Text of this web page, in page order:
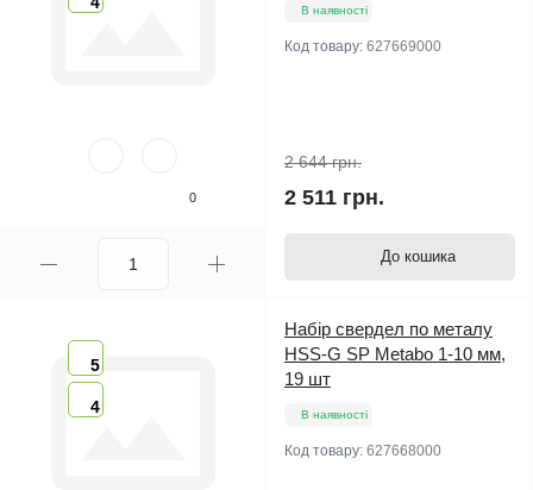
0
В наявності
Код товару: 627669000
2 644 грн.
2 511 грн.
До кошика
5
4
Набір свердел по металу
HSS-G SP Metabo 1-10 мм,
19 шт
В наявності
Код товару: 627668000